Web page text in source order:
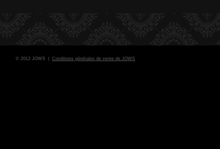
© 2012 JOWS | Conditions générales de vente de JOWS